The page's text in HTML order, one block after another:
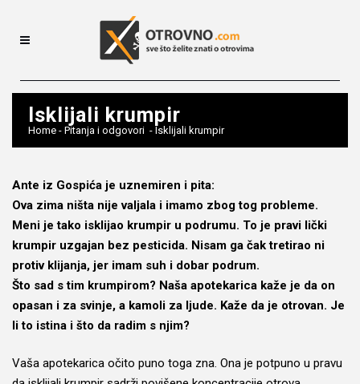
Isklijali krumpir
Home - Pitanja i odgovori - Isklijali krumpir
Ante iz Gospića je uznemiren i pita:
Ova zima ništa nije valjala i imamo zbog tog probleme.
Meni je tako isklijao krumpir u podrumu. To je pravi lički
krumpir uzgajan bez pesticida. Nisam ga čak tretirao ni
protiv klijanja, jer imam suh i dobar podrum.
Što sad s tim krumpirom? Naša apotekarica kaže je da on
opasan i za svinje, a kamoli za ljude. Kaže da je otrovan. Je
li to istina i što da radim s njim?
Vaša apotekarica očito puno toga zna. Ona je potpuno u pravu